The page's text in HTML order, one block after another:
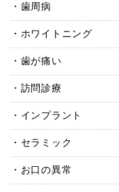
歯周病
ホワイトニング
歯が痛い
訪問診療
インプラント
セラミック
お口の異常